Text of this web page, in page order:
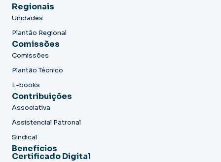
Regionais
Unidades
Plantão Regional
Comissões
Comissões
Plantão Técnico
E-books
Contribuições
Associativa
Assistencial Patronal
Sindical
Benefícios
Certificado Digital